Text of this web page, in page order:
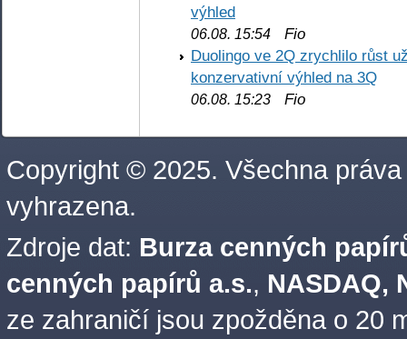
výhled
06.08. 15:54 Fio
Duolingo ve 2Q zrychlilo růst
konzervativní výhled na 3Q
06.08. 15:23 Fio
Copyright © 2025. Všechna práva
vyhrazena.
Zdroje dat: Burza cenných
cenných papírů a.s., NASDAQ,
ze zahraničí jsou zpožděna o 20